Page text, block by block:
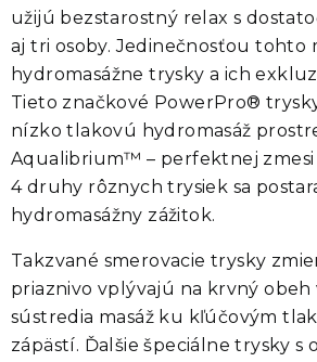
užijú bezstarostný relax s
aj tri osoby. Jedinečnosťou tohto
hydromasážne trysky a ich
Tieto značkové PowerPro®
nízko tlakovú hydromasáž
Aqualibrium™ – perfektnej zmesi
4 druhy rôznych trysiek sa
hydromasážny zážitok.
Takzvané smerovacie trysky
priaznivo vplývajú na krvný obeh
sústredia masáž ku kľúčovým
zápästí. Ďalšie špeciálne trysky s